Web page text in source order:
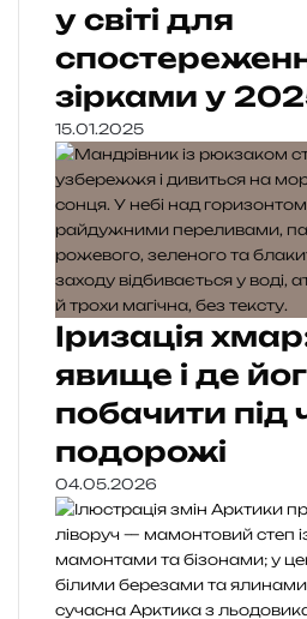
у світі для
зірками у
15.01.2025
Іризація
явище і де
побачити під
подорожі
04.05.2026